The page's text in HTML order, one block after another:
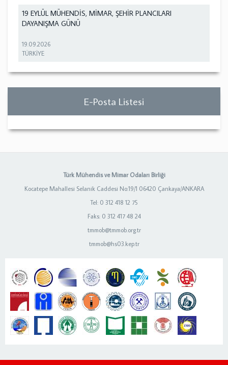
19 EYLÜL MÜHENDİS, MİMAR, ŞEHİR PLANCILARI
DAYANIŞMA GÜNÜ
19.09.2026
TÜRKİYE
E-Posta Listesi
Türk Mühendis ve Mimar Odaları Birliği
Kocatepe Mahallesi Selanik Caddesi No:19/1 06420 Çankaya/ANKARA
Tel: 0 312 418 12 75
Faks: 0 312 417 48 24
tmmob@tmmob.org.tr
tmmob@hs03.kep.tr